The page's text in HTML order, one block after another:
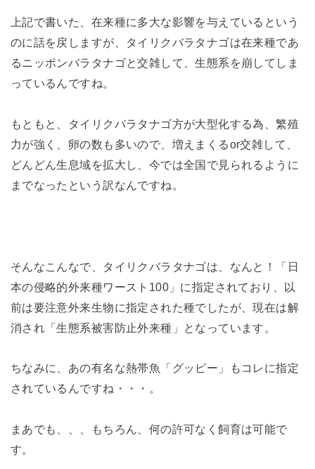
上記で書いた、在来種に多大な影響を与えているという
のに話を戻しますが、タイリクバラタナゴは在来種であ
るニッポンバラタナゴと交雑して、生態系を崩してしま
っているんですね。
もともと、タイリクバラタナゴ方が大型化する為、繁殖
力が強く、卵の数も多いので、増えまくるor交雑して、
どんどん生息域を拡大し、今では全国で見られるように
までなったという訳なんですね。
そんなこんなで、タイリクバラタナゴは、なんと！「日
本の侵略的外来種ワースト100」に指定されており、以
前は要注意外来生物に指定された種でしたが、現在は解
消され「生態系被害防止外来種」となっています。
ちなみに、あの有名な熱帯魚「グッピー」もコレに指定
されているんですね・・・。
まあでも、、、もちろん、何の許可なく飼育は可能で
す。